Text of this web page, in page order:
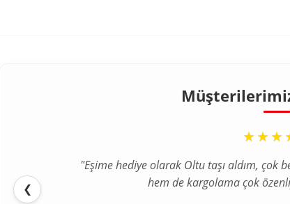
❮
“
"Eşime hediye olarak Oltu taşı aldım, çok
hem de kargolama çok